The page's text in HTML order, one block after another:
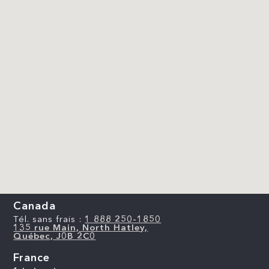
Canada
Tél. sans frais : 1 888 250-1850
135 rue Main, North Hatley,
Québec, J0B 2C0
France